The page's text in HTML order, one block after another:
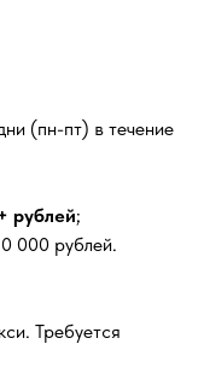
(пн-пт) в течение
рублей;
000 рублей.
Требуется